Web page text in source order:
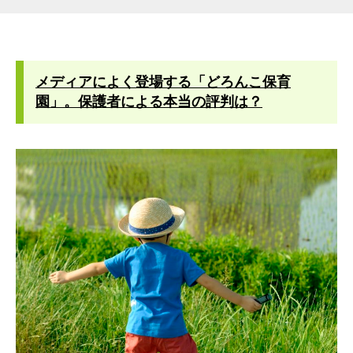
メディアによく登場する「どろんこ保育
園」。保護者による本当の評判は？